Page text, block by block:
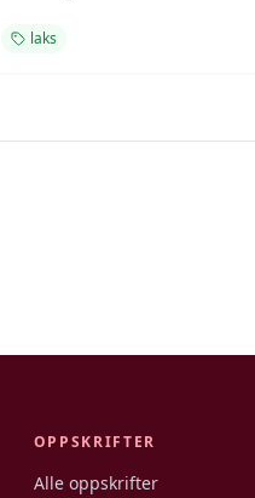
laks
OPPSKRIFTER
Alle oppskrifter